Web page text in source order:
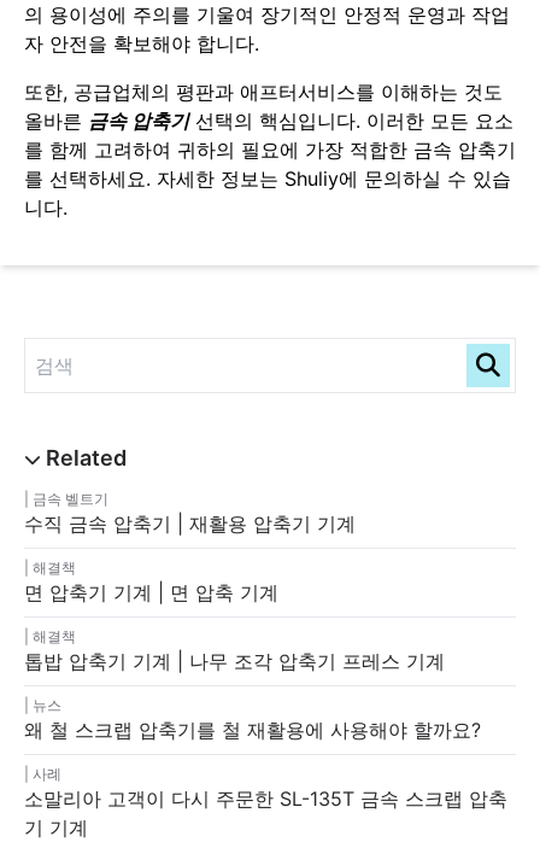
금속 벨트기
수직 금속 압축기 | 재활용 압축기 기계
해결책
면 압축기 기계 | 면 압축 기계
해결책
톱밥 압축기 기계 | 나무 조각 압축기 프레스 기계
뉴스
왜 철 스크랩 압축기를 철 재활용에 사용해야 할까요?
사례
소말리아 고객이 다시 주문한 SL-135T 금속 스크랩 압축
기 기계
의 용이성에 주의를 기울여 장기적인 안정적 운영과 작업
자 안전을 확보해야 합니다.
또한, 공급업체의 평판과 애프터서비스를 이해하는 것도
올바른 금속 압축기선택의 핵심입니다. 이러한 모든 요소
를 함께 고려하여 귀하의 필요에 가장 적합한 금속 압축기
를 선택하세요. 자세한 정보는 Shuliy에 문의하실 수 있습
니다.